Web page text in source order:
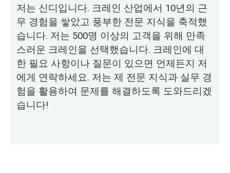
저는 신디입니다. 크레인 산업에서 10년의 근
무 경험을 쌓았고 풍부한 전문 지식을 축적했
습니다. 저는 500명 이상의 고객을 위해 만족
스러운 크레인을 선택했습니다. 크레인에 대
한 필요 사항이나 질문이 있으면 언제든지 저
에게 연락하세요. 저는 제 전문 지식과 실무 경
험을 활용하여 문제를 해결하도록 도와드리겠
습니다!